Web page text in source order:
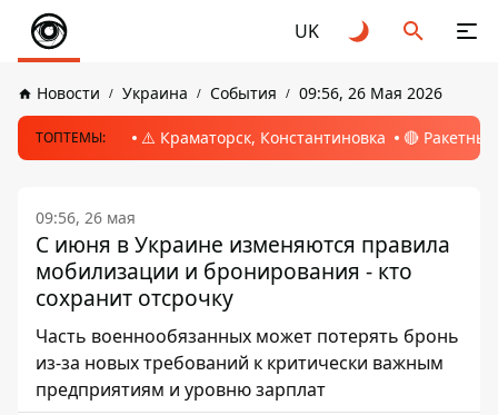
UK
Новости Украина События 09:56, 26 Мая 2026
ТОПТЕМЫ: ⚠️ Краматорск, Константиновка 🔴
09:56, 26 мая
С июня в Украине изменяются правила
мобилизации и бронирования - кто
сохранит отсрочку
Часть военнообязанных может потерять бронь
из-за новых требований к критически важным
предприятиям и уровню зарплат